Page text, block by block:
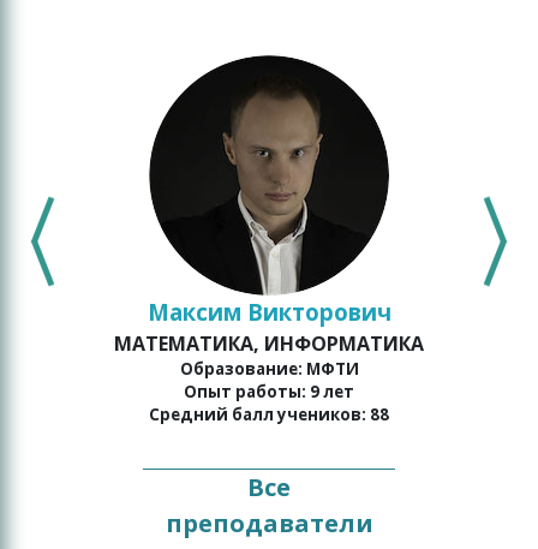
Максим Викторович
МАТЕМАТИКА, ИНФОРМАТИКА
Образование: МФТИ
Опыт работы: 9 лет
Средний балл учеников: 88
Все
преподаватели